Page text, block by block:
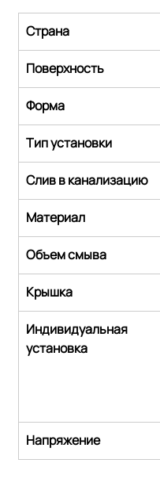
Страна
Поверхность
Форма
Тип установки
Слив в канализацию
Материал
Объем смыва
Крышка
Индивидуальная
установка
Напряжение